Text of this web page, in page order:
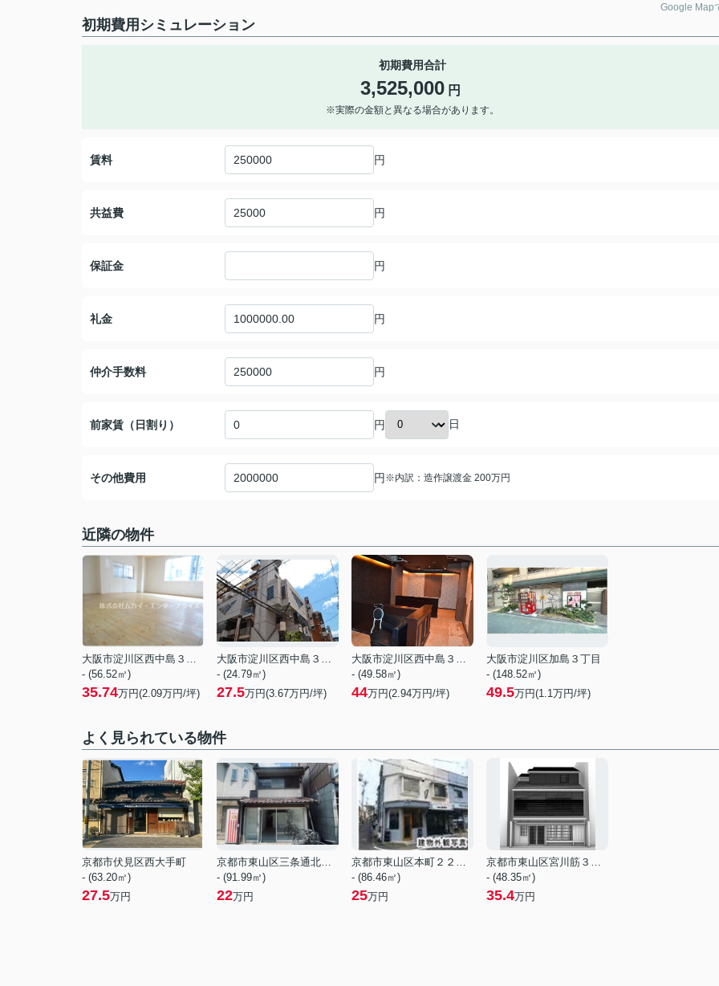
Google Map
初期費用シミュレーション
初期費用合計
3,525,000 円
※実際の金額と異なる場合があります。
賃料 円
共益費 円
保証金 円
礼金 円
仲介手数料 円
前家賃（日割り） 円 日
その他費用 円※内訳：造作譲渡金 200万円
近隣の物件
- (56.52㎡)
35.74万円(2.09万円/坪)
- (24.79㎡)
27.5万円(3.67万円/坪)
- (49.58㎡)
44万円(2.94万円/坪)
大阪市淀川区加島３丁目
- (148.52㎡)
49.5万円(1.1万円/坪)
よく見られている物件
京都市伏見区西大手町
- (63.20㎡)
27.5万円
- (91.99㎡)
22万円
- (86.46㎡)
25万円
- (48.35㎡)
35.4万円